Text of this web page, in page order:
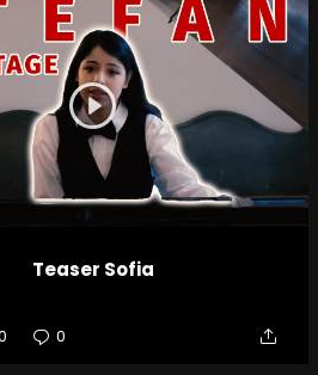
Teaser Sofia
0